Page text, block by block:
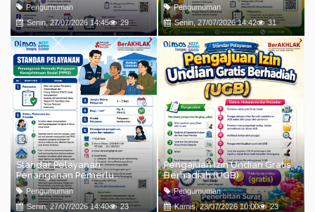
Pengumuman
Senin, 27/07/2026 14:45
29
Pengumuman
Senin, 27/07/2026 14:42
31
Standar Pelayanan
Penanganan Pemerlu
Pelayanan kesejahteraan
Sosial (PPKS)
Pengumuman
Senin, 27/07/2026 14:40
23
Pengajuan Izin Undian Gratis
Berhadiah (UGB)
Pengumuman
Kamis, 23/07/2026 10:00
23